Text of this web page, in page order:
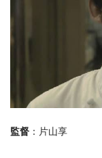
監督 ：片山享